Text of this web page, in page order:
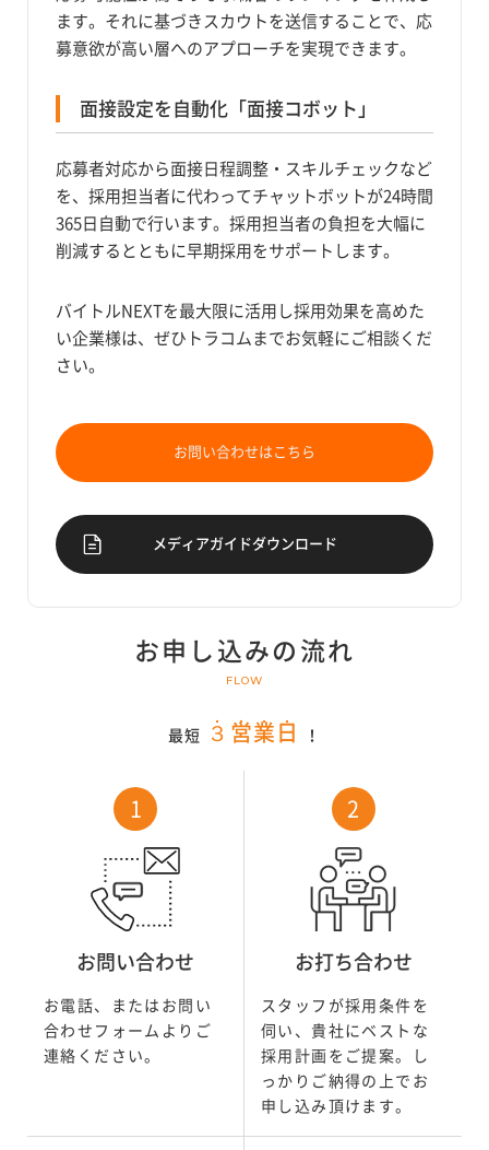
ます。それに基づきスカウトを送信することで、応
募意欲が高い層へのアプローチを実現できます。
面接設定を自動化「面接コボット」
応募者対応から面接日程調整・スキルチェックなど
を、採用担当者に代わってチャットボットが24時間
365日自動で行います。採用担当者の負担を大幅に
削減するとともに早期採用をサポートします。
バイトルNEXTを最大限に活用し採用効果を高めた
い企業様は、ぜひトラコムまでお気軽にご相談くだ
さい。
お問い合わせはこちら
メディアガイドダウンロード
お申し込みの流れ
FLOW
最短 ３
・ 営
・ 業
・ 日
・
！
お問い合わせ
お電話、またはお問い
合わせフォームよりご
連絡ください。
お打ち合わせ
スタッフが採用条件を
伺い、貴社にベストな
採用計画をご提案。し
っかりご納得の上でお
申し込み頂けます。